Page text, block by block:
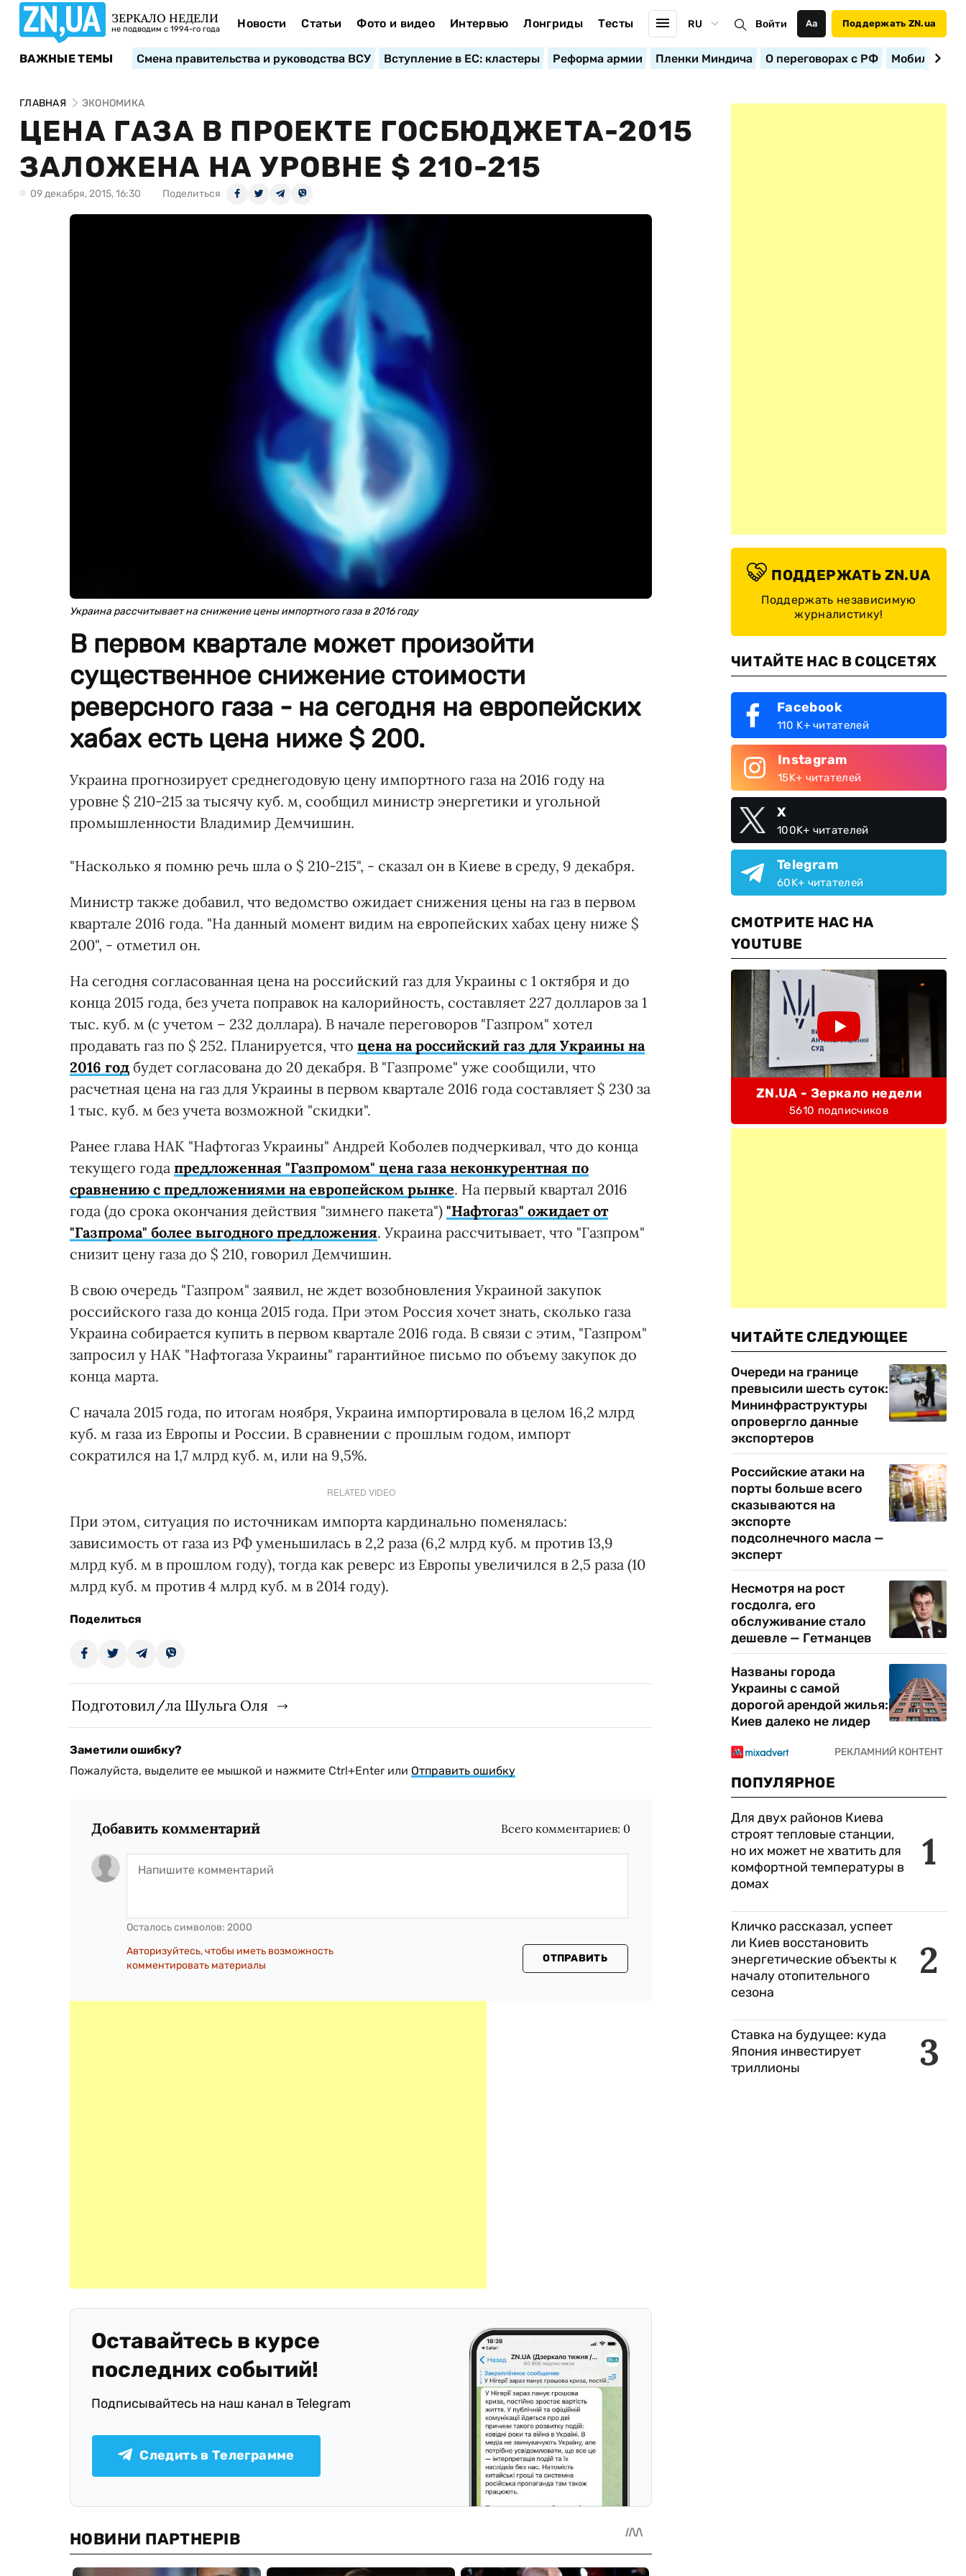
ЗЕРКАЛО НЕДЕЛИ
не подводим с 1994-го года Новости Статьи Фото и видео Интервью Лонгриды Тесты RU Войти Аа Поддержать ZN.ua
ВАЖНЫЕ ТЕМЫ Смена правительства и руководства ВСУ Вступление в ЕС: кластеры Реформа армии Пленки Миндича О переговорах с РФ
ГЛАВНАЯ ЭКОНОМИКА
ЦЕНА ГАЗА В ПРОЕКТЕ ГОСБЮДЖЕТА-2015
ЗАЛОЖЕНА НА УРОВНЕ $ 210-215
09 декабря, 2015, 16:30 Поделиться
Украина рассчитывает на снижение цены импортного газа в 2016 году
В первом квартале может произойти
существенное снижение стоимости
реверсного газа - на сегодня на европейских
хабах есть цена ниже $ 200.
Украина прогнозирует среднегодовую цену импортного газа на 2016 году на
уровне $ 210-215 за тысячу куб. м, сообщил министр энергетики и угольной
промышленности Владимир Демчишин.
"Насколько я помню речь шла о $ 210-215", - сказал он в Киеве в среду, 9 декабря.
Министр также добавил, что ведомство ожидает снижения цены на газ в первом
квартале 2016 года. "На данный момент видим на европейских хабах цену ниже $
200", - отметил он.
На сегодня согласованная цена на российский газ для Украины с 1 октября и до
конца 2015 года, без учета поправок на калорийность, составляет 227 долларов за 1
тыс. куб. м (с учетом – 232 доллара). В начале переговоров "Газпром" хотел
продавать газ по $ 252. Планируется, что цена на российский газ для Украины на
2016 год будет согласована до 20 декабря. В "Газпроме" уже сообщили, что
расчетная цена на газ для Украины в первом квартале 2016 года составляет $ 230 за
1 тыс. куб. м без учета возможной "скидки".
Ранее глава НАК "Нафтогаз Украины" Андрей Коболев подчеркивал, что до конца
текущего года предложенная "Газпромом" цена газа неконкурентная по
сравнению с предложениями на европейском рынке. На первый квартал 2016
года (до срока окончания действия "зимнего пакета") "Нафтогаз" ожидает от
"Газпрома" более выгодного предложения. Украина рассчитывает, что "Газпром"
снизит цену газа до $ 210, говорил Демчишин.
В свою очередь "Газпром" заявил, не ждет возобновления Украиной закупок
российского газа до конца 2015 года. При этом Россия хочет знать, сколько газа
Украина собирается купить в первом квартале 2016 года. В связи с этим, "Газпром"
запросил у НАК "Нафтогаза Украины" гарантийное письмо по объему закупок до
конца марта.
С начала 2015 года, по итогам ноября, Украина импортировала в целом 16,2 млрд
куб. м газа из Европы и России. В сравнении с прошлым годом, импорт
сократился на 1,7 млрд куб. м, или на 9,5%.
RELATED VIDEO
При этом, ситуация по источникам импорта кардинально поменялась:
зависимость от газа из РФ уменьшилась в 2,2 раза (6,2 млрд куб. м против 13,9
млрд куб. м в прошлом году), тогда как реверс из Европы увеличился в 2,5 раза (10
млрд куб. м против 4 млрд куб. м в 2014 году).
Поделиться
Подготовил/ла Шульга Оля
Заметили ошибку?
Пожалуйста, выделите ее мышкой и нажмите Ctrl+Enter или Отправить ошибку
Добавить комментарий Всего комментариев: 0
Осталось символов: 2000
Авторизуйтесь, чтобы иметь возможность
комментировать материалы
ОТПРАВИТЬ
Оставайтесь в курсе
последних событий!
Подписывайтесь на наш канал в Telegram
Следить в Телеграмме
ПОДДЕРЖАТЬ ZN.UA
Поддержать независимую
журналистику!
ЧИТАЙТЕ НАС В СОЦСЕТЯХ
Facebook
110 K+ читателей
Instagram
15K+ читателей
X
100K+ читателей
Telegram
60K+ читателей
СМОТРИТЕ НАС НА
YOUTUBE
ZN.UA - Зеркало недели
5610 подписчиков
ЧИТАЙТЕ СЛЕДУЮЩЕЕ
Очереди на границе
превысили шесть суток:
Мининфраструктуры
опровергло данные
экспортеров
Российские атаки на
порты больше всего
сказываются на
экспорте
подсолнечного масла —
эксперт
Несмотря на рост
госдолга, его
обслуживание стало
дешевле — Гетманцев
Названы города
Украины с самой
дорогой арендой жилья:
Киев далеко не лидер
ПОПУЛЯРНОЕ
1
Для двух районов Киева
строят тепловые станции,
но их может не хватить для
комфортной температуры в
домах
2
Кличко рассказал, успеет
ли Киев восстановить
энергетические объекты к
началу отопительного
сезона
3
Ставка на будущее: куда
Япония инвестирует
триллионы